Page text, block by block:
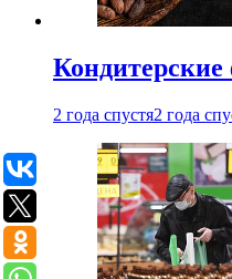
2 года спустя2 года